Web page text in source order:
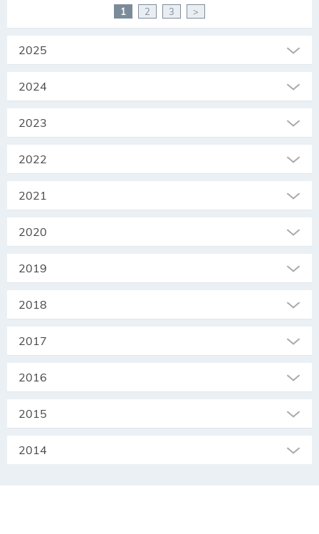
1 2 3 >
2025
2024
2023
2022
2021
2020
2019
2018
2017
2016
2015
2014